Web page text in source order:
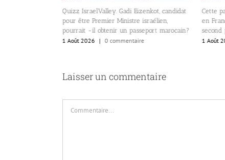
Quizz IsraelValley. Gadi Eizenkot, candidat
pour être Premier Ministre israélien,
pourrait -il obtenir un passeport marocain?
1 Août 2026 | 0 commentaire
Cette
en
second
1 Août
Laisser un commentaire